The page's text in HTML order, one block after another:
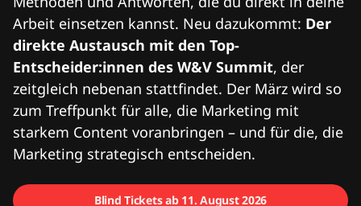
Arbeit einsetzen kannst. Neu dazukommt: Der
direkte Austausch mit den Top-
Entscheider:innen des W&V Summit, der
zeitgleich nebenan stattfindet. Der März wird so
zum Treffpunkt für alle, die Marketing mit
starkem Content voranbringen – und für die, die
Marketing strategisch entscheiden.
Blind Tickets ab 11. August 2026